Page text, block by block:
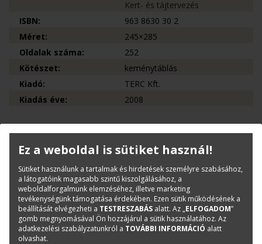
Kert- és tájtervezés
ISBN:
963 8630 30 2
Méret:
245×285
Oldalak száma:
252
Kötészet:
keménytáblás
Kiadó:
TERC Kft.
Kiadás éve:
2008
Kérdése van?
Bernáth Klára
Könyvesboltvezető
konyvrendeles@terc.hu
+36 70 670 5194
Ez a weboldal is sütiket használ!
Sütiket használunk a tartalmak és hirdetések személyre szabásához,
a látogatóink magasabb szintű kiszolgálásához, a
weboldalforgalmunk elemzéséhez, illetve marketing
tevékenységünk támogatása érdekében. Ezen sütik működésének a
beállítását elvégezheti a TESTRESZABÁS alatt. Az „ELFOGADOM”
gomb megnyomásával Ön hozzájárul a sütik használatához. Az
adatkezelési szabályzatunkról a TOVÁBBI INFORMÁCIÓ alatt
olvashat.